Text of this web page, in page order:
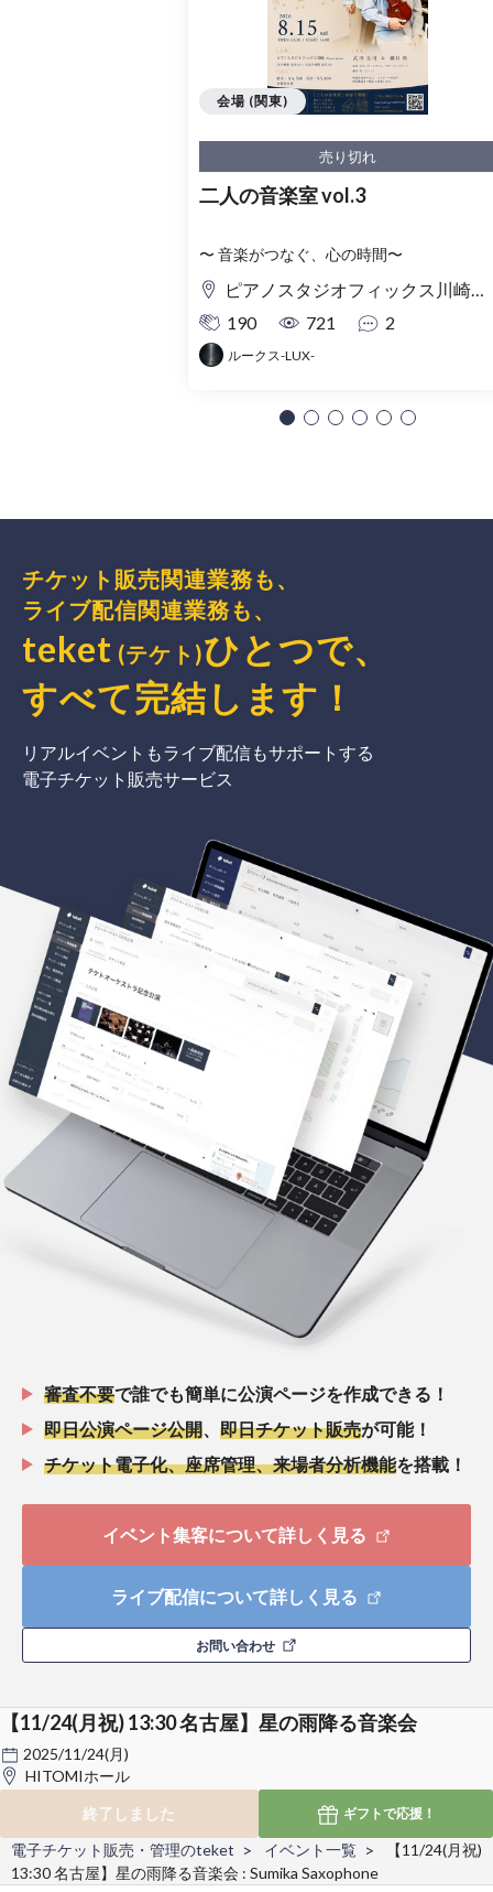
売り切れ
二人の音楽室 vol.3
〜 音楽がつなぐ、心の時間〜
ピアノスタジオフィックス川崎 Piano Salon
190
721 2
ルークス-LUX-
会場 (関東)
チケット販売関連業務も、
ライブ配信関連業務も、
teket (テケト)ひとつで、
すべて完結 します ！
リアルイベントもライブ配信もサポートする
電子チケット販売サービス
審査不要で誰でも簡単に公演ページを作成できる！
即日公演ページ公開
即日チケット販売が可能！
チケット電子化、座席管理、来場者分析機能を搭載！
イベント集客について詳しく見る
ライブ配信について詳しく見る
お問い合わせ
【11/24(月祝) 13:30 名古屋】星の雨降る音楽会
2025/11/24(月)
HITOMIホール
終了しました
ギフトで応援！
電子チケット販売・管理のteket イベント一覧
【11/24(月祝)
13:30 名古屋】星の雨降る音楽会 : Sumika Saxophone